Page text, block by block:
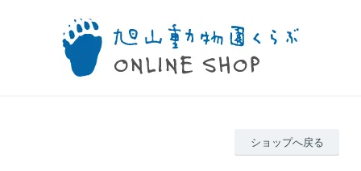
ショップへ戻る